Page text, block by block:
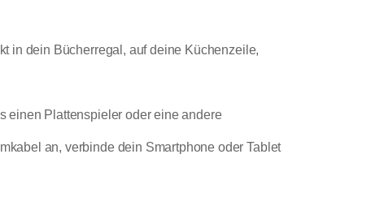
in dein Bücherregal, auf deine Küchenzeile,
einen Plattenspieler oder eine andere
an, verbinde dein Smartphone oder Tablet